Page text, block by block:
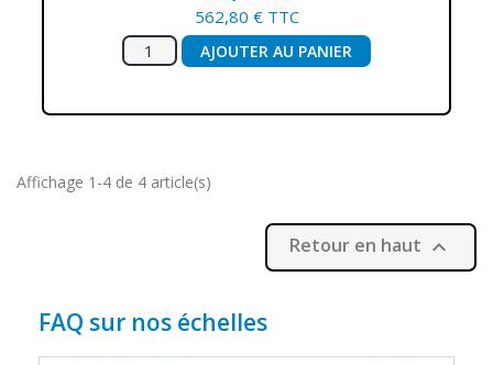
562,80 € TTC
AJOUTER AU PANIER
Affichage 1-4 de 4 article(s)
Retour en haut 
FAQ sur nos échelles